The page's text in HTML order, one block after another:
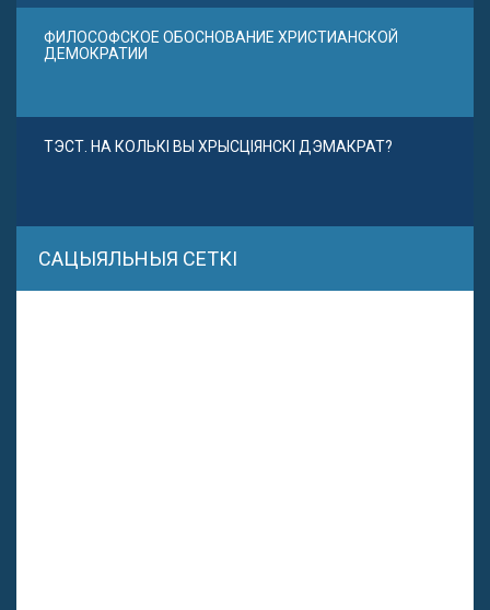
ФИЛОСОФСКОЕ ОБОСНОВАНИЕ ХРИСТИАНСКОЙ
ДЕМОКРАТИИ
ТЭСТ. НА КОЛЬКІ ВЫ ХРЫСЦІЯНСКІ ДЭМАКРАТ?
САЦЫЯЛЬНЫЯ СЕТКІ